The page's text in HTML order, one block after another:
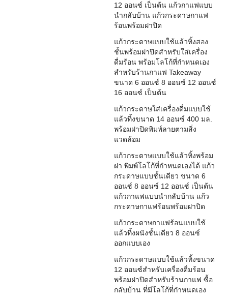
12 ออนซ์ เป็นต้น แก้วกาแฟแบบ
นำกลับบ้าน แก้วกระดาษกาแฟ
ร้อนพร้อมฝาปิด
แก้วกระดาษแบบใช้แล้วทิ้งสอง
ชั้นพร้อมฝาปิดสำหรับใส่เครื่อง
ดื่มร้อน พร้อมโลโก้ที่กำหนดเอง
สำหรับร้านกาแฟ Takeaway
ขนาด 6 ออนซ์ 8 ออนซ์ 12 ออนซ์
16 ออนซ์ เป็นต้น
แก้วกระดาษใส่เครื่องดื่มแบบใช้
แล้วทิ้งขนาด 14 ออนซ์ 400 มล.
พร้อมฝาปิดพิมพ์ลายตามสิ่ง
แวดล้อม
แก้วกระดาษแบบใช้แล้วทิ้งพร้อม
ฝา พิมพ์โลโก้ที่กำหนดเองได้ แก้ว
กระดาษแบบชั้นเดียว ขนาด 6
ออนซ์ 8 ออนซ์ 12 ออนซ์ เป็นต้น
แก้วกาแฟแบบนำกลับบ้าน แก้ว
กระดาษกาแฟร้อนพร้อมฝาปิด
แก้วกระดาษกาแฟร้อนแบบใช้
แล้วทิ้งผนังชั้นเดียว 8 ออนซ์
ออกแบบเอง
แก้วกระดาษแบบใช้แล้วทิ้งขนาด
12 ออนซ์สำหรับเครื่องดื่มร้อน
พร้อมฝาปิดสำหรับร้านกาแฟ ซื้อ
กลับบ้าน ที่มีโลโก้ที่กำหนดเอง